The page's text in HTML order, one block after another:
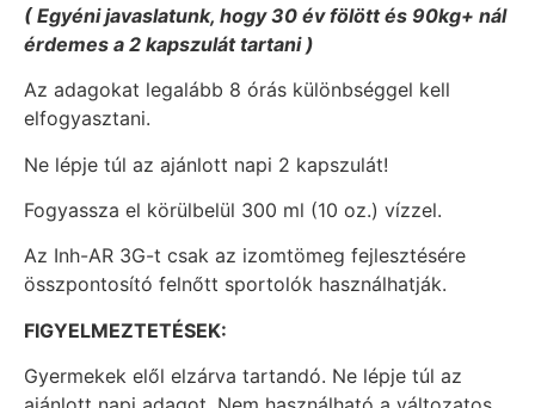
( Egyéni javaslatunk, hogy 30 év fölött és 90kg+ nál
érdemes a 2 kapszulát tartani )
Az adagokat legalább 8 órás különbséggel kell
elfogyasztani.
Ne lépje túl az ajánlott napi 2 kapszulát!
Fogyassza el körülbelül 300 ml (10 oz.) vízzel.
Az Inh-AR 3G-t csak az izomtömeg fejlesztésére
összpontosító felnőtt sportolók használhatják.
FIGYELMEZTETÉSEK:
Gyermekek elől elzárva tartandó. Ne lépje túl az